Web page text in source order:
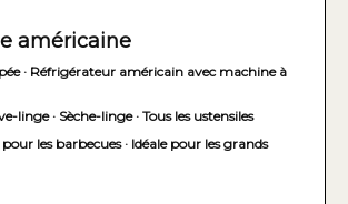
américaine
· Réfrigérateur américain avec machine à
linge · Sèche-linge · Tous les ustensiles
les barbecues · Idéale pour les grands